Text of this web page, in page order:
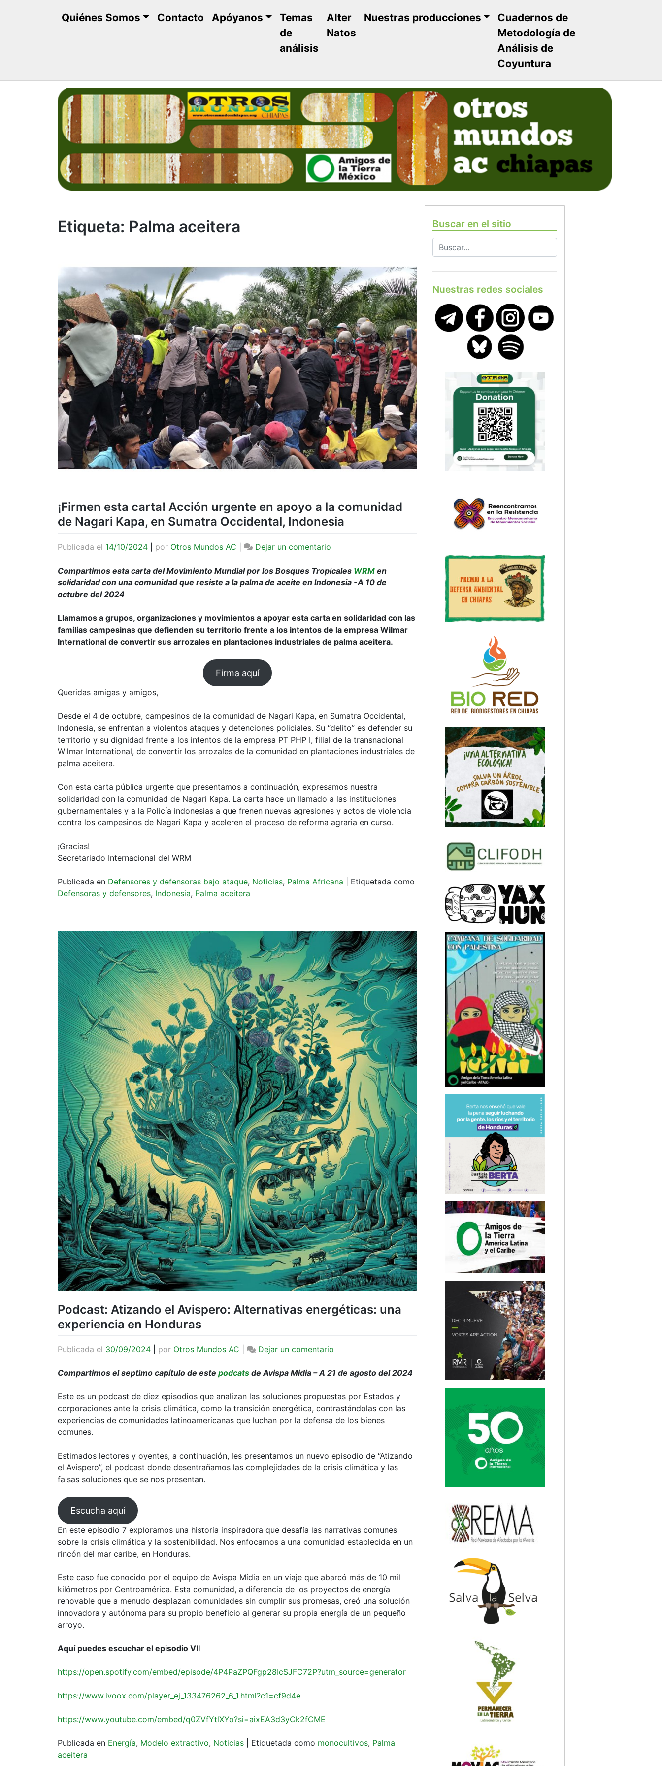
Quiénes Somos Contacto Apóyanos
Temas
de
análisis
Alter
Natos
Nuestras producciones
Cuadernos de
Metodología de
Análisis de
Coyuntura
Etiqueta: Palma aceitera
¡Firmen esta carta! Acción urgente en apoyo a la comunidad
de Nagari Kapa, en Sumatra Occidental, Indonesia
Publicada el 14/10/2024 por Otros Mundos AC Dejar un comentario
esta
carta!
en
apoyo
a
en
Sumatra
Occidental,
Indonesia
Compartimos esta carta del Movimiento Mundial por los Bosques Tropicales WRM en
solidaridad con una comunidad que resiste a la palma de aceite en Indonesia -A 10 de
octubre del 2024
Llamamos a grupos, organizaciones y movimientos a apoyar esta carta en solidaridad con las
familias campesinas que defienden su territorio frente a los intentos de la empresa Wilmar
International de convertir sus arrozales en plantaciones industriales de palma aceitera.
Firma aquí
Queridas amigas y amigos,
Desde el 4 de octubre, campesinos de la comunidad de Nagari Kapa, en Sumatra Occidental,
Indonesia, se enfrentan a violentos ataques y detenciones policiales. Su “delito” es defender su
territorio y su dignidad frente a los intentos de la empresa PT PHP I, filial de la transnacional
Wilmar International, de convertir los arrozales de la comunidad en plantaciones industriales de
palma aceitera.
Con esta carta pública urgente que presentamos a continuación, expresamos nuestra
solidaridad con la comunidad de Nagari Kapa. La carta hace un llamado a las instituciones
gubernamentales y a la Policía indonesias a que frenen nuevas agresiones y actos de violencia
contra los campesinos de Nagari Kapa y aceleren el proceso de reforma agraria en curso.
¡Gracias!
Secretariado Internacional del WRM
Publicada en Defensores y defensoras bajo ataque, Noticias, Palma Africana
Etiquetada como
Defensoras y defensores, Indonesia, Palma aceitera
Podcast: Atizando el Avispero: Alternativas energéticas: una
experiencia en Honduras
Publicada el 30/09/2024 por Otros Mundos AC Dejar un comentario
Atizando
Avispero:
Alternativas
energéticas:
en
Honduras
Compartimos el septimo capítulo de este podcats de Avispa Midia – A 21 de agosto del 2024
Este es un podcast de diez episodios que analizan las soluciones propuestas por Estados y
corporaciones ante la crisis climática, como la transición energética, contrastándolas con las
experiencias de comunidades latinoamericanas que luchan por la defensa de los bienes
comunes.
Estimados lectores y oyentes, a continuación, les presentamos un nuevo episodio de “Atizando
el Avispero”, el podcast donde desentrañamos las complejidades de la crisis climática y las
falsas soluciones que se nos presentan.
Escucha aquí
En este episodio 7 exploramos una historia inspiradora que desafía las narrativas comunes
sobre la crisis climática y la sostenibilidad. Nos enfocamos a una comunidad establecida en un
rincón del mar caribe, en Honduras.
Este caso fue conocido por el equipo de Avispa Mídia en un viaje que abarcó más de 10 mil
kilómetros por Centroamérica. Esta comunidad, a diferencia de los proyectos de energía
renovable que a menudo desplazan comunidades sin cumplir sus promesas, creó una solución
innovadora y autónoma para su propio beneficio al generar su propia energía de un pequeño
arroyo.
Aquí puedes escuchar el episodio VII
https://open.spotify.com/embed/episode/4P4PaZPQFgp28IcSJFC72P?utm_source=generator
https://www.ivoox.com/player_ej_133476262_6_1.html?c1=cf9d4e
https://www.youtube.com/embed/q0ZVfYtlXYo?si=aixEA3d3yCk2fCME
Publicada en Energía, Modelo extractivo, Noticias Etiquetada como monocultivos, Palma
aceitera
Buscar en el sitio
Nuestras redes sociales